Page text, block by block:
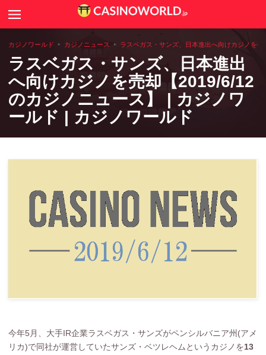
カジノニュース
カジノゲームのルールや攻略法
カジノコラム
世界のカジノ情報
Search
カジノワールド カジノニュース ラスベガス・サンズ、日本進出へ向けカジノを
ラスベガス・サンズ、日本進出
へ向けカジノを売却【2019/6/12
のカジノニュース】 | カジノワ
ールド | カジノワールド
今年5月、大手IR企業ラスベガス・サンズがペンシルバニア州(アメ
リカ)で同社が運営していたサンズ・ベツレヘムというカジノを13